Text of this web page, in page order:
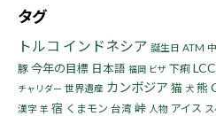
タグ
トルコ インドネシア 誕生日 ATM
豚 今年の目標 日本語 福岡 ビザ 下痢 LCC
チャリダー 世界遺産 カンボジア 猫 犬 熊
漢字 羊 宿 くまモン 台湾 峠 人物 アイス